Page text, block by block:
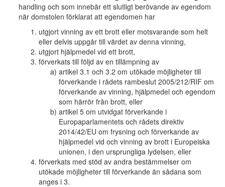
handling och som innebär ett slutligt berövande av egendom
när domstolen förklarat att egendomen har
utgjort vinning av ett brott eller motsvarande som helt
eller delvis uppgår till värdet av denna vinning,
utgjort hjälpmedel vid ett brott,
förverkats till följd av en tillämpning av
artikel 3.1 och 3.2 om utökade möjligheter till
förverkande i rådets rambeslut 2005/212/RIF om
förverkande av vinning, hjälpmedel och egendom
som härrör från brott, eller
artikel 5 om utvidgat förverkande i
Europaparlamentets och rådets direktiv
2014/42/EU om frysning och förverkande av
hjälpmedel vid och vinning av brott i Europeiska
unionen, i den ursprungliga lydelsen, eller
förverkats med stöd av andra bestämmelser om
utökade möjligheter till förverkande än sådana som
anges i 3.